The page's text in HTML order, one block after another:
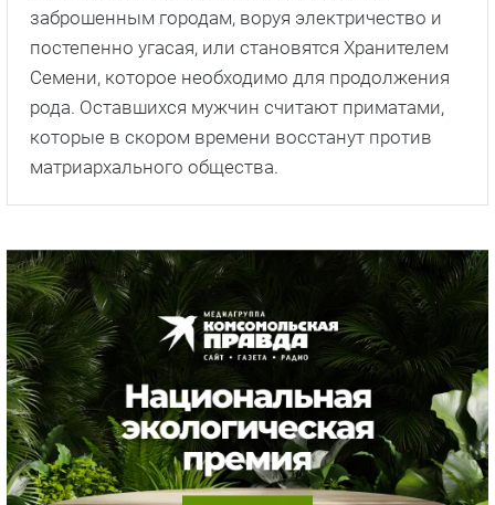
заброшенным городам, воруя электричество и
постепенно угасая, или становятся Хранителем
Семени, которое необходимо для продолжения
рода. Оставшихся мужчин считают приматами,
которые в скором времени восстанут против
матриархального общества.